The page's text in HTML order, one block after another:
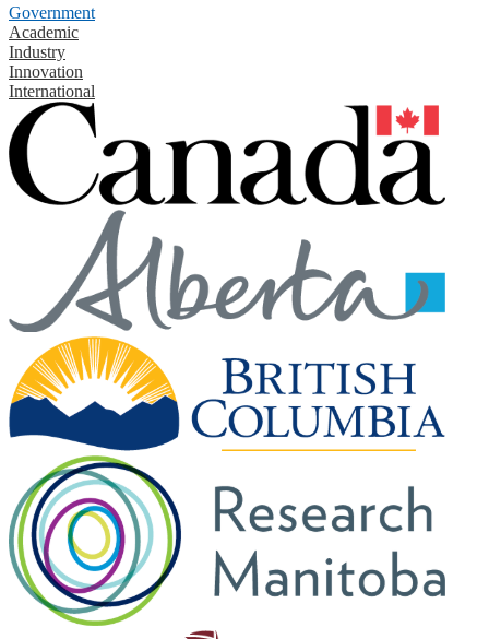
Government
Academic
Industry
Innovation
International